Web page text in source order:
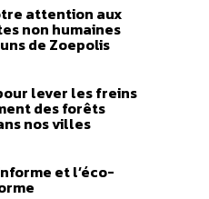
attention aux
non humaines
de Zoepolis
lever les freins
des forêts
nos villes
et l’éco-